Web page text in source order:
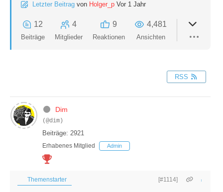
Letzter Beitrag von Holger_p Vor 1 Jahr
12
Beiträge
4
Mitglieder
9
Reaktionen
4,481
Ansichten
RSS
Dim
(@dim)
Beiträge: 2921
Erhabenes Mitglied Admin
Themenstarter [#1114]